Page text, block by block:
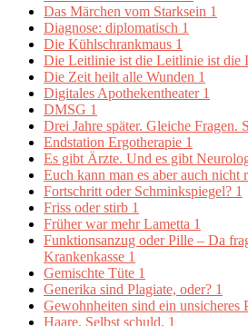
Das Märchen vom Starksein 1
Diagnose: diplomatisch 1
Die Kühlschrankmaus 1
Die Leitlinie ist die Leitlinie ist die
Die Zeit heilt alle Wunden 1
Digitales Apothekentheater 1
DMSG 1
Drei Jahre später. Gleiche Fragen.
Endstation Ergotherapie 1
Es gibt Ärzte. Und es gibt
Euch kann man es aber auch nicht
Fortschritt oder Schminkspiegel? 1
Friss oder stirb 1
Früher war mehr Lametta 1
Funktionsanzug oder Pille – Da
Krankenkasse 1
Gemischte Tüte 1
Generika sind Plagiate, oder? 1
Gewohnheiten sind ein unsicheres
Haare. Selbst schuld. 1